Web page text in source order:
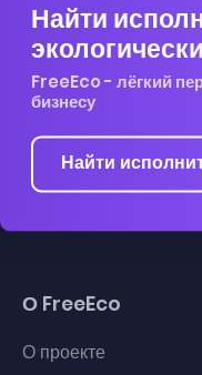
Найти
FreeEco - лёгкий
бизнесу
Найти
О FreeEco
О проекте